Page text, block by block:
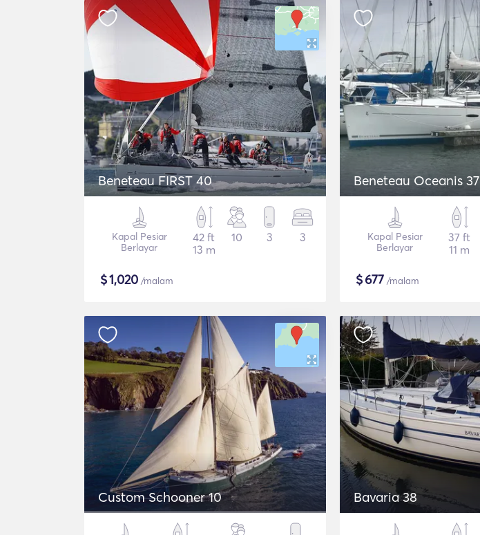
Beneteau FIRST 40
Kapal Pesiar
Berlayar
42 ft
13 m
10 3 3
$1,020 /malam
Beneteau Oceanis 37
Kapal Pesiar
Berlayar
37 ft
11 m
$677 /malam
Custom Schooner 10 Bavaria 38